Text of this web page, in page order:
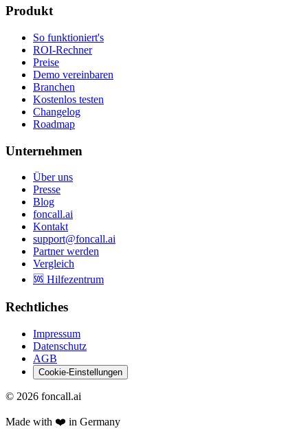
Produkt
So funktioniert's
ROI-Rechner
Preise
Demo vereinbaren
Branchen
Kostenlos testen
Changelog
Roadmap
Unternehmen
Über uns
Presse
Blog
foncall.ai
Kontakt
support@foncall.ai
Partner werden
Vergleich
🆘 Hilfezentrum
Rechtliches
Impressum
Datenschutz
AGB
Cookie-Einstellungen
© 2026 foncall.ai
Made with ❤️ in Germany